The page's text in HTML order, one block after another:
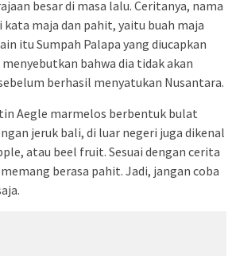
besar di masa lalu. Ceritanya, nama
maja dan pahit, yaitu buah maja
itu Sumpah Palapa yang diucapkan
bahwa dia tidak akan
berhasil menyatukan Nusantara.
Aegle marmelos berbentuk bulat
jeruk bali, di luar negeri juga dikenal
atau beel fruit. Sesuai dengan cerita
berasa pahit. Jadi, jangan coba